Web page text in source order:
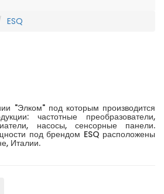
ESQ
"Элком" под которым производится
частотные преобразователи,
насосы, сенсорные панели.
под брендом ESQ расположены
Италии.